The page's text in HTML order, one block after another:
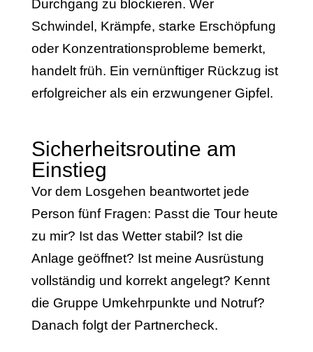
Durchgang zu blockieren. Wer
Schwindel, Krämpfe, starke Erschöpfung
oder Konzentrationsprobleme bemerkt,
handelt früh. Ein vernünftiger Rückzug ist
erfolgreicher als ein erzwungener Gipfel.
Sicherheitsroutine am
Einstieg
Vor dem Losgehen beantwortet jede
Person fünf Fragen: Passt die Tour heute
zu mir? Ist das Wetter stabil? Ist die
Anlage geöffnet? Ist meine Ausrüstung
vollständig und korrekt angelegt? Kennt
die Gruppe Umkehrpunkte und Notruf?
Danach folgt der Partnercheck.